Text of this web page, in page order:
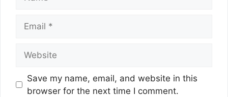
Save my name, email, and website in this
browser for the next time I comment.